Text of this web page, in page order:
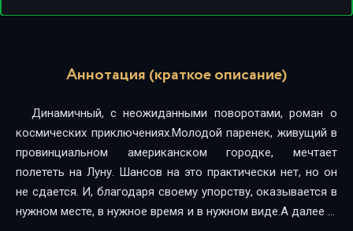
Аннотация (краткое описание)
Динамичный, с неожиданными поворотами, роман о
космических приключениях.Молодой паренек, живущий в
провинциальном американском городке, мечтает
полететь на Луну. Шансов на это практически нет, но он
не сдается. И, благодаря своему упорству, оказывается в
нужном месте, в нужное время и в нужном виде.А далее —